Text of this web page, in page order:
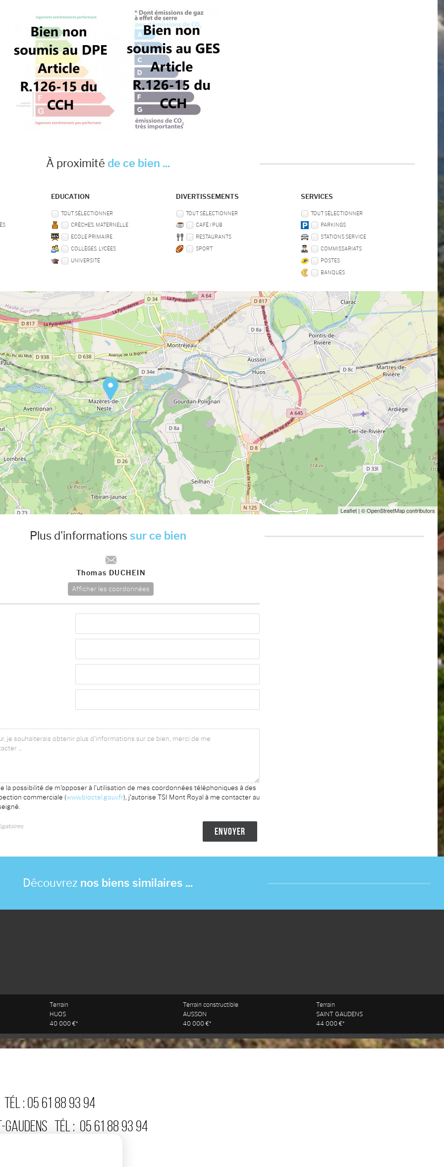
À proximité de ce bien ...
EDUCATION
TOUT SÉLECTIONNER
CRÈCHES, MATERNELLE
ECOLE PRIMAIRE
COLLÈGES, LYCÉES
UNIVERSITÉ
DIVERTISSEMENTS
TOUT SÉLECTIONNER
CAFÉ / PUB
RESTAURANTS
SPORT
SERVICES
TOUT SÉLECTIONNER
PARKINGS
STATIONS SERVICE
COMMISSARIATS
POSTES
BANQUES
Leaflet| © OpenStreetMap contributors
Plus d'informationssur ce bien
Thomas DUCHEIN
Afficher les coordonnées
la possibilité de m'opposer à l'utilisation de mes coordonnées téléphoniques à des
commerciale (www.bloctel.gouv.fr), j'autorise TSI Mont Royal à me contacter au
Découvrez nos biens similaires ...
Terrain
HUOS
40 000 €*
Terrain constructible
AUSSON
40 000 €*
Terrain
SAINT GAUDENS
44 000 €*
TÉL : 05 61 88 93 94
GAUDENS TÉL : 05 61 88 93 94